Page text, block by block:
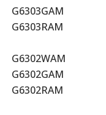
G6303GAM
G6303RAM
G6302WAM
G6302GAM
G6302RAM